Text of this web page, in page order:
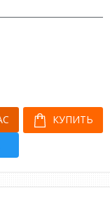
КУПИТЬ